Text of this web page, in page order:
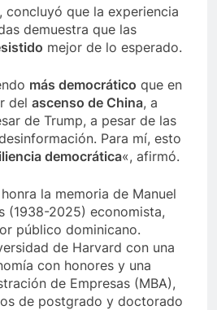
, concluyó que la experiencia
demuestra que las
mejor de lo esperado.
más democrático que en
del ascenso de China, a
de Trump, a pesar de las
Para mí, esto
democrática«, afirmó.
la memoria de Manuel
(1938-2025) economista,
público dominicano.
de Harvard con una
con honores y una
de Empresas (MBA),
de postgrado y doctorado